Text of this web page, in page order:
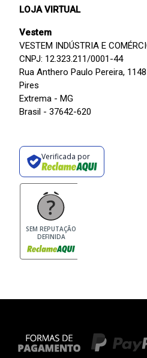
LOJA VIRTUAL
Vestem
VESTEM INDÚSTRIA E
CNPJ: 12.323.211/0001-44
Rua Anthero Paulo Pereira, 1148
Pires
Extrema - MG
Brasil - 37642-620
Verificada por
SEM REPUTAÇÃO
DEFINIDA